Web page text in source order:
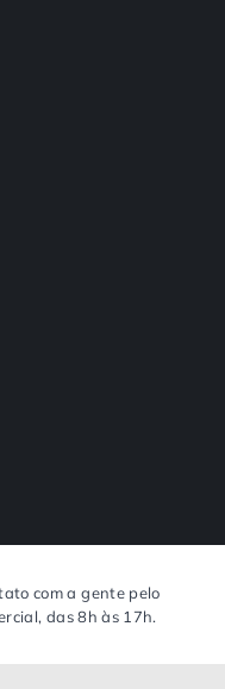
com a gente pelo
das 8h às 17h.